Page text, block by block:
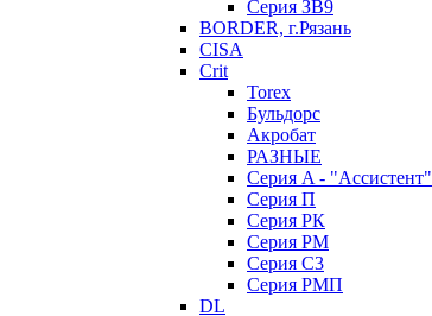
Серия ЗВ9
BORDER, г.Рязань
CISA
Crit
Torex
Бульдорс
Акробат
РАЗНЫЕ
Серия A - "Ассистент"
Серия П
Серия РК
Серия РМ
Серия С3
Серия РМП
DL